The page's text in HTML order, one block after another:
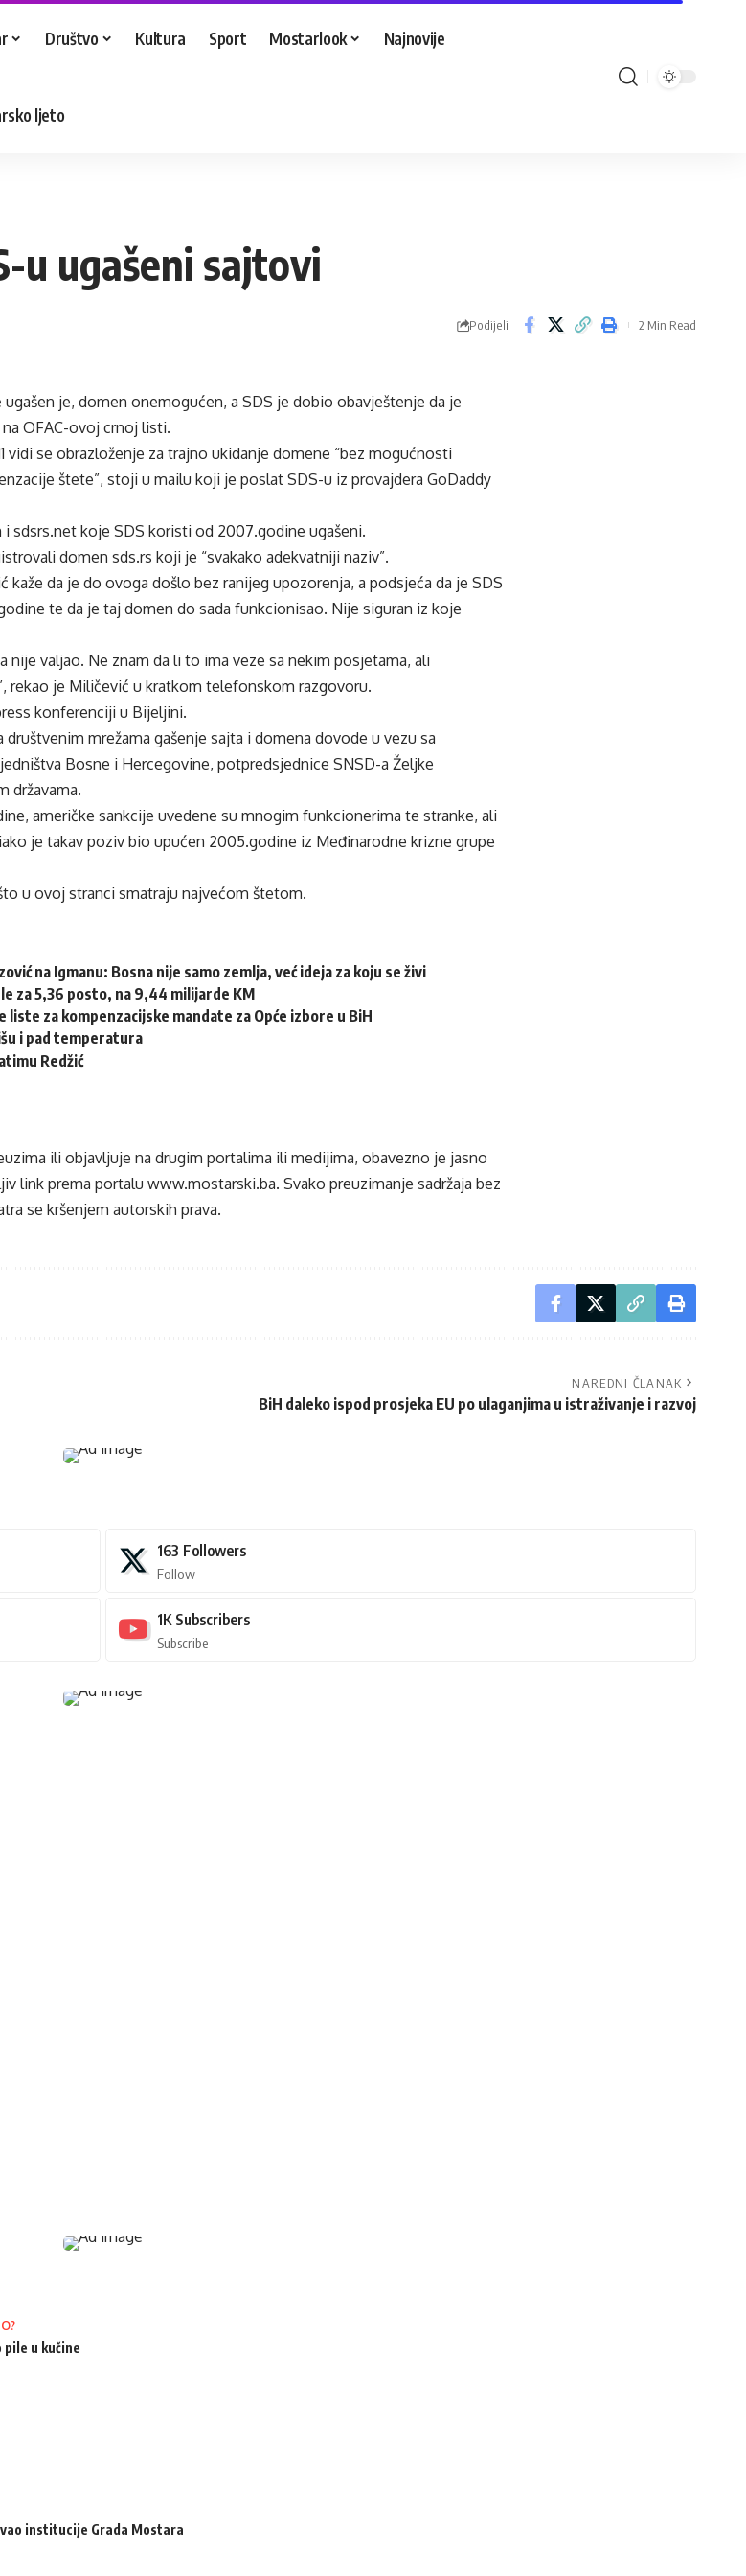
Društvo Kultura Sport Mostarlook Najnovije
ljeto
u ugašeni sajtovi
Podijeli 2 Min Read
je, domen onemogućen, a SDS je dobio obavještenje da je
OFAC-ovoj crnoj listi.
vidi se obrazloženje za trajno ukidanje domene “bez mogućnosti
štete”, stoji u mailu koji je poslat SDS-u iz provajdera GoDaddy
sdsrs.net koje SDS koristi od 2007.godine ugašeni.
domen sds.rs koji je “svakako adekvatniji naziv”.
kaže da je do ovoga došlo bez ranijeg upozorenja, a podsjeća da je SDS
te da je taj domen do sada funkcionisao. Nije siguran iz koje
nije valjao. Ne znam da li to ima veze sa nekim posjetama, ali
rekao je Miličević u kratkom telefonskom razgovoru.
konferenciji u Bijeljini.
mrežama gašenje sajta i domena dovode u vezu sa
Bosne i Hercegovine, potpredsjednice SNSD-a Željke
državama.
američke sankcije uvedene su mnogim funkcionerima te stranke, ali
je takav poziv bio upućen 2005.godine iz Međinarodne krizne grupe
u ovoj stranci smatraju najvećom štetom.
na Igmanu: Bosna nije samo zemlja, već ideja za koju se živi
za 5,36 posto, na 9,44 milijarde KM
liste za kompenzacijske mandate za Opće izbore u BiH
i pad temperatura
Redžić
ili objavljuje na drugim portalima ili medijima, obavezno je jasno
link prema portalu www.mostarski.ba. Svako preuzimanje sadržaja bez
se kršenjem autorskih prava.
NAREDNI ČLANAK
BiH daleko ispod prosjeka EU po ulaganjima u istraživanje i razvoj
163 Followers
Follow
1K Subscribers
Subscribe
u kučine
institucije Grada Mostara